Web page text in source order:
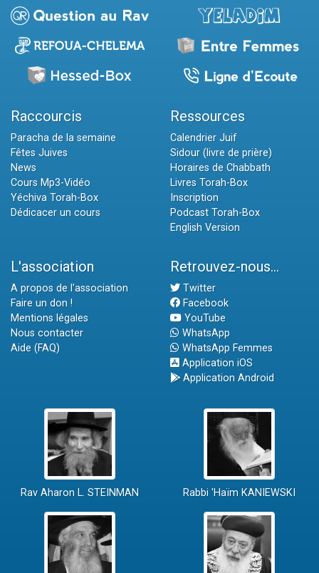
Raccourcis
Paracha de la semaine
Fêtes Juives
News
Cours Mp3-Vidéo
Yéchiva Torah-Box
Dédicacer un cours
Ressources
Calendrier Juif
Sidour (livre de prière)
Horaires de Chabbath
Livres Torah-Box
Inscription
Podcast Torah-Box
English Version
L'association
A propos de l'association
Faire un don !
Mentions légales
Nous contacter
Aide (FAQ)
Retrouvez-nous...
Twitter
Facebook
YouTube
WhatsApp
WhatsApp Femmes
Application iOS
Application Android
Rav Aharon L. STEINMAN Rabbi 'Haïm KANIEWSKI